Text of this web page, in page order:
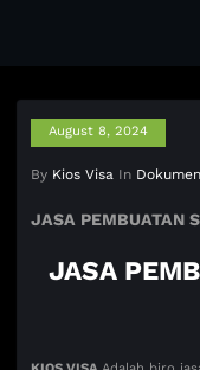
August 8, 2024
By Kios Visa In Dokumen
JASA PEMBUATAN
JASA